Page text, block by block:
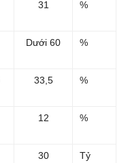
31 %
Dưới 60 %
33,5 %
12 %
30
Tỷ